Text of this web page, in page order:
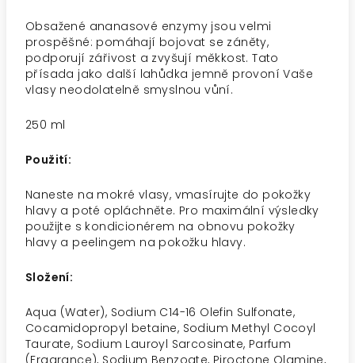
Obsažené ananasové enzymy jsou velmi
prospěšné: pomáhají bojovat se záněty,
podporují zářivost a zvyšují měkkost. Tato
přísada jako další lahůdka jemně provoní Vaše
vlasy neodolatelně smyslnou vůní.
250 ml
Použití:
Naneste na mokré vlasy, vmasírujte do pokožky
hlavy a poté opláchněte. Pro maximální výsledky
použijte s kondicionérem na obnovu pokožky
hlavy a peelingem na pokožku hlavy.
Složení:
Aqua (Water), Sodium C14-16 Olefin Sulfonate,
Cocamidopropyl betaine, Sodium Methyl Cocoyl
Taurate, Sodium Lauroyl Sarcosinate, Parfum
(Fragrance), Sodium Benzoate, Piroctone Olamine,